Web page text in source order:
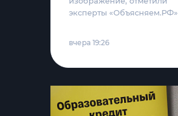
эксперты «Объясняем.РФ»
вчера 19:26